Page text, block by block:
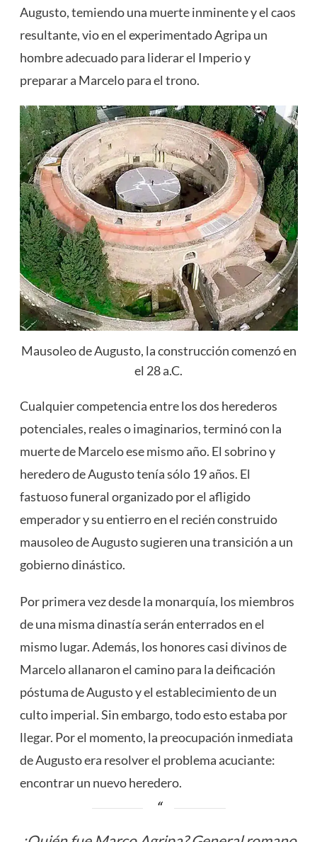
Augusto, temiendo una muerte inminente y el caos
resultante, vio en el experimentado Agripa un
hombre adecuado para liderar el Imperio y
preparar a Marcelo para el trono.
Mausoleo de Augusto, la construcción comenzó en
el 28 a.C.
Cualquier competencia entre los dos herederos
potenciales, reales o imaginarios, terminó con la
muerte de Marcelo ese mismo año. El sobrino y
heredero de Augusto tenía sólo 19 años. El
fastuoso funeral organizado por el afligido
emperador y su entierro en el recién construido
mausoleo de Augusto sugieren una transición a un
gobierno dinástico.
Por primera vez desde la monarquía, los miembros
de una misma dinastía serán enterrados en el
mismo lugar. Además, los honores casi divinos de
Marcelo allanaron el camino para la deificación
póstuma de Augusto y el establecimiento de un
culto imperial. Sin embargo, todo esto estaba por
llegar. Por el momento, la preocupación inmediata
de Augusto era resolver el problema acuciante:
encontrar un nuevo heredero.